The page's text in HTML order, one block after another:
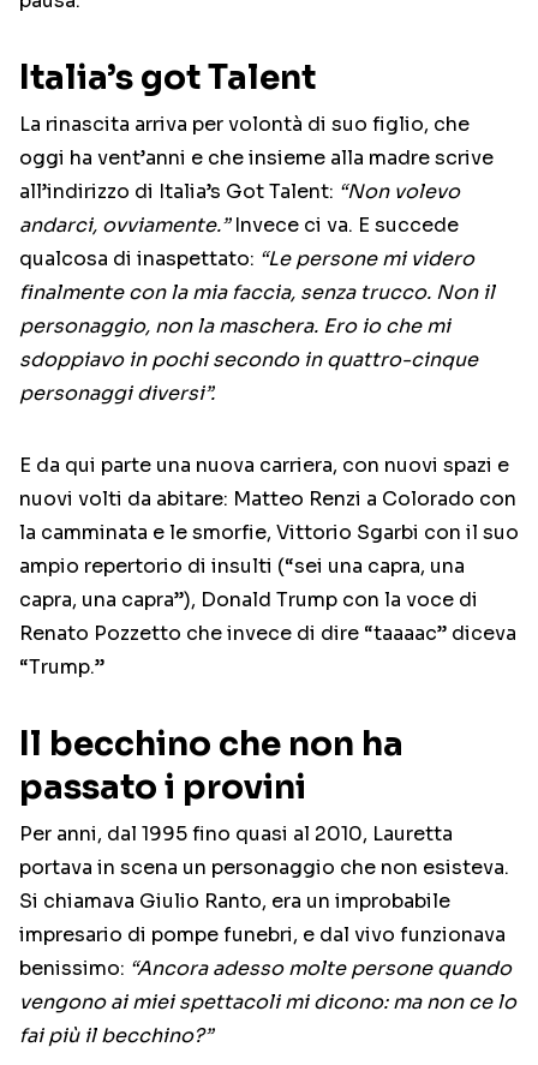
Italia’s got Talent
La rinascita arriva per volontà di suo figlio, che
oggi ha vent’anni e che insieme alla madre scrive
all’indirizzo di Italia’s Got Talent: “Non volevo
andarci, ovviamente.”Invece ci va. E succede
qualcosa di inaspettato: “Le persone mi videro
finalmente con la mia faccia, senza trucco. Non il
personaggio, non la maschera. Ero io che mi
sdoppiavo in pochi secondo in quattro-cinque
personaggi diversi”.
E da qui parte una nuova carriera, con nuovi spazi e
nuovi volti da abitare: Matteo Renzi a Colorado con
la camminata e le smorfie, Vittorio Sgarbi con il suo
ampio repertorio di insulti (“sei una capra, una
capra, una capra”), Donald Trump con la voce di
Renato Pozzetto che invece di dire “taaaac” diceva
“Trump.”
Il becchino che non ha
passato i provini
Per anni, dal 1995 fino quasi al 2010, Lauretta
portava in scena un personaggio che non esisteva.
Si chiamava Giulio Ranto, era un improbabile
impresario di pompe funebri, e dal vivo funzionava
benissimo: “Ancora adesso molte persone quando
vengono ai miei spettacoli mi dicono: ma non ce lo
fai più il becchino?”